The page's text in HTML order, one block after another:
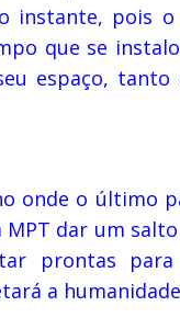
pois o
que se
espaço,
onde o último
dar um
prontas
a